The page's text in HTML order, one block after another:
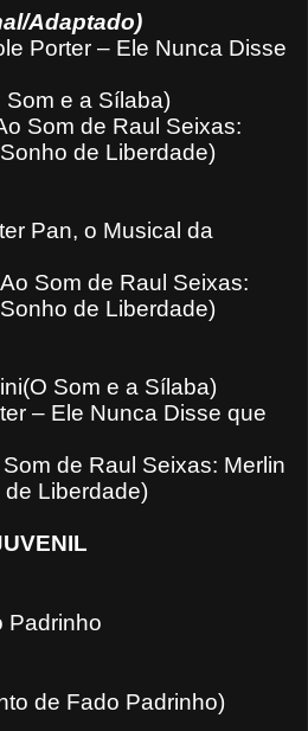
Adaptado)
Porter – Ele Nunca Disse
e a Sílaba)
Som de Raul Seixas:
de Liberdade)
Pan, o Musical da
Som de Raul Seixas:
de Liberdade)
Som e a Sílaba)
– Ele Nunca Disse que
de Raul Seixas: Merlin
Liberdade)
Padrinho
de Fado Padrinho)